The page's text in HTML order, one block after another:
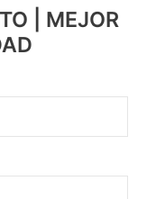
| MEJOR